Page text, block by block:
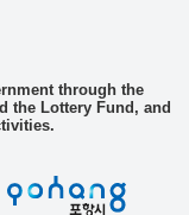
through the
the Lottery Fund, and